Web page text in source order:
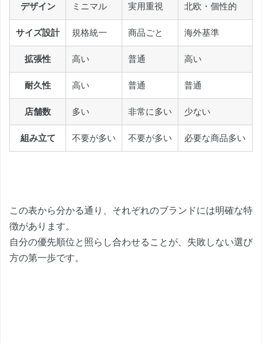
デザイン ミニマル 実用重視 北欧・個性的
サイズ設計 規格統一 商品ごと 海外基準
拡張性 高い 普通 高い
耐久性 高い 普通 普通
店舗数 多い 非常に多い 少ない
組み立て 不要が多い 不要が多い 必要な商品多い
この表から分かる通り、それぞれのブランドには明確な特
徴があります。
自分の優先順位と照らし合わせることが、失敗しない選び
方の第一歩です。